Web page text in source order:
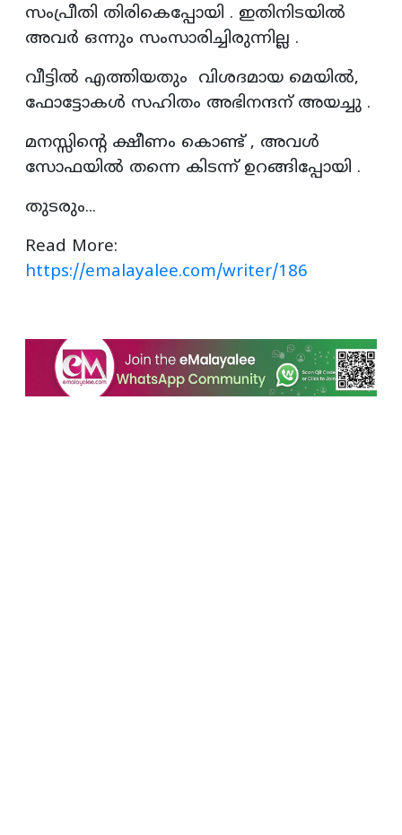
സംപ്രീതി തിരികെപ്പോയി . ഇതിനിടയിൽ
അവർ ഒന്നും സംസാരിച്ചിരുന്നില്ല .
വീട്ടിൽ എത്തിയതും വിശദമായ മെയിൽ,
ഫോട്ടോകൾ സഹിതം അഭിനന്ദന് അയച്ചു .
മനസ്സിന്റെ ക്ഷീണം കൊണ്ട് , അവൾ
സോഫയിൽ തന്നെ കിടന്ന് ഉറങ്ങിപ്പോയി .
തുടരും...
Read More:
https://emalayalee.com/writer/186